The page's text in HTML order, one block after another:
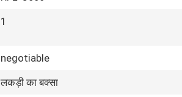
1
negotiable
लकड़ी का बक्सा